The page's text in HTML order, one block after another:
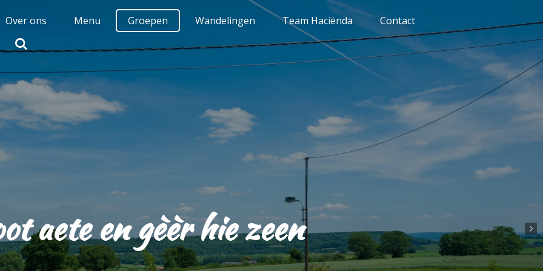
Over ons Menu Groepen Wandelingen Team Haciënda
Contact
aete en gèèr hie zeen